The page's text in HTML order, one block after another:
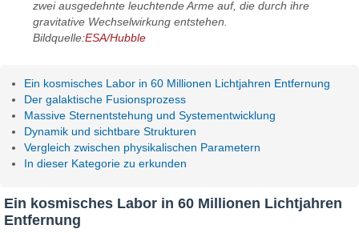
zwei ausgedehnte leuchtende Arme auf, die durch ihre
gravitative Wechselwirkung entstehen.
Bildquelle:ESA/Hubble
Ein kosmisches Labor in 60 Millionen Lichtjahren Entfernung
Der galaktische Fusionsprozess
Massive Sternentstehung und Systementwicklung
Dynamik und sichtbare Strukturen
Vergleich zwischen physikalischen Parametern
In dieser Kategorie zu erkunden
Ein kosmisches Labor in 60 Millionen Lichtjahren
Entfernung